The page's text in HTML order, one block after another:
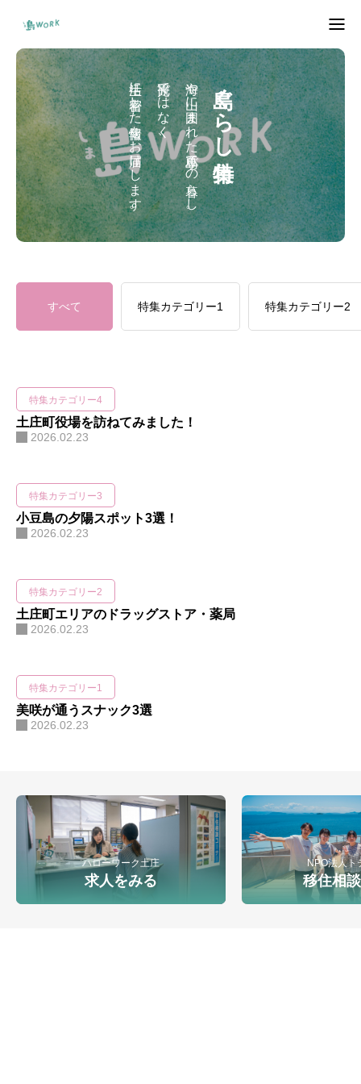
トップページ
しまぐらしマップ
島ワークプロジェクトって？
島人インタビュー
企業を知る。
移住検討者向けイベント
仕事をみる
島ぐらし特集
海や山に囲まれた小豆島での暮らし。
観光ではなく、
生活に密着した情報をお届けします。
すべて 特集カテゴリー1 特集カテゴリー2
特集カテゴリー4
土庄町役場を訪ねてみました！
2026.02.23
特集カテゴリー3
小豆島の夕陽スポット3選！
2026.02.23
特集カテゴリー2
土庄町エリアのドラッグストア・薬局
2026.02.23
特集カテゴリー1
美咲が通うスナック3選
2026.02.23
ハローワーク土庄
求人をみる
NPO法人ト
移住相